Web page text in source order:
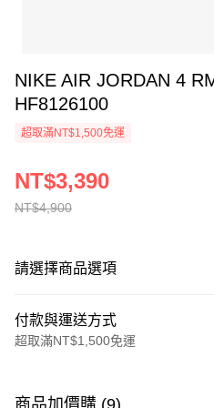
NIKE AIR JORDAN 4
HF8126100
超取滿NT$1,500免運
NT$4,900
NT$3,390
請選擇商品選項
付款與運送方式
超取滿NT$1,500免運
信用卡一次付款
商品加價購 (9)